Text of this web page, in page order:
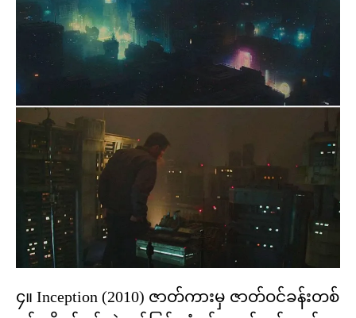
၄။ Inception (2010) ဇာတ်ကားမှ ဇာတ်ဝင်ခန်းတစ်